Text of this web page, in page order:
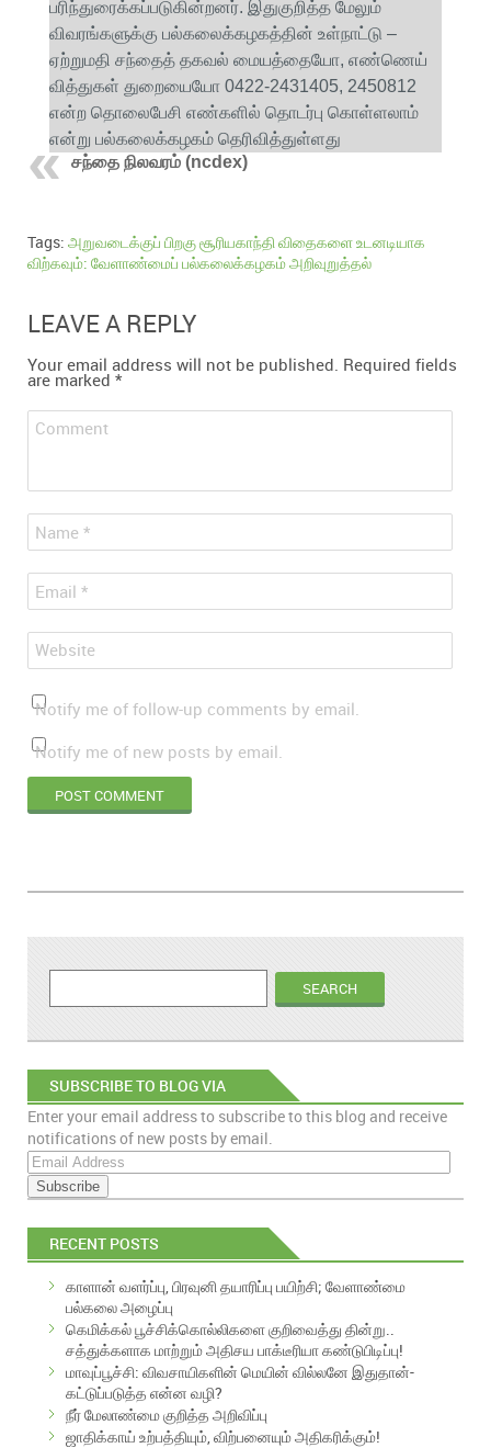
பரிந்துரைக்கப்படுகின்றனர். இதுகுறித்த மேலும்
விவரங்களுக்கு பல்கலைக்கழகத்தின் உள்நாட்டு –
ஏற்றுமதி சந்தைத் தகவல் மையத்தையோ, எண்ணெய்
வித்துகள் துறையையோ 0422-2431405, 2450812
என்ற தொலைபேசி எண்களில் தொடர்பு கொள்ளலாம்
என்று பல்கலைக்கழகம் தெரிவித்துள்ளது
சந்தை நிலவரம் (ncdex)
Tags: அறுவடைக்குப் பிறகு சூரியகாந்தி விதைகளை உடனடியாக
விற்கவும்: வேளாண்மைப் பல்கலைக்கழகம் அறிவுறுத்தல்
LEAVE A REPLY
Your email address will not be published. Required fields
are marked *
Comment
Name *
Email *
Website
Notify me of follow-up comments by email.
Notify me of new posts by email.
SUBSCRIBE TO BLOG VIA
EMAIL
Enter your email address to subscribe to this blog and receive
notifications of new posts by email.
E
m
a
i
A
RECENT POSTS
காளான் வளர்ப்பு, பிரவுனி தயாரிப்பு பயிற்சி; வேளாண்மை
பல்கலை அழைப்பு
கெமிக்கல் பூச்சிக்கொல்லிகளை குறிவைத்து தின்று..
சத்துக்களாக மாற்றும் அதிசய பாக்டீரியா கண்டுபிடிப்பு!
மாவுப்பூச்சி: விவசாயிகளின் மெயின் வில்லனே இதுதான்-
கட்டுப்படுத்த என்ன வழி?
நீர் மேலாண்மை குறித்த அறிவிப்பு
ஜாதிக்காய் உற்பத்தியும், விற்பனையும் அதிகரிக்கும்!